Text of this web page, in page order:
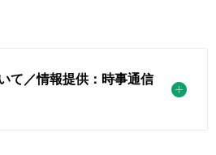
て／情報提供：時事通信